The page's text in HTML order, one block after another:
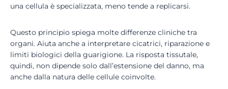
una cellula è specializzata, meno tende a replicarsi.
Questo principio spiega molte differenze cliniche tra
organi. Aiuta anche a interpretare cicatrici, riparazione e
limiti biologici della guarigione. La risposta tissutale,
quindi, non dipende solo dall’estensione del danno, ma
anche dalla natura delle cellule coinvolte.